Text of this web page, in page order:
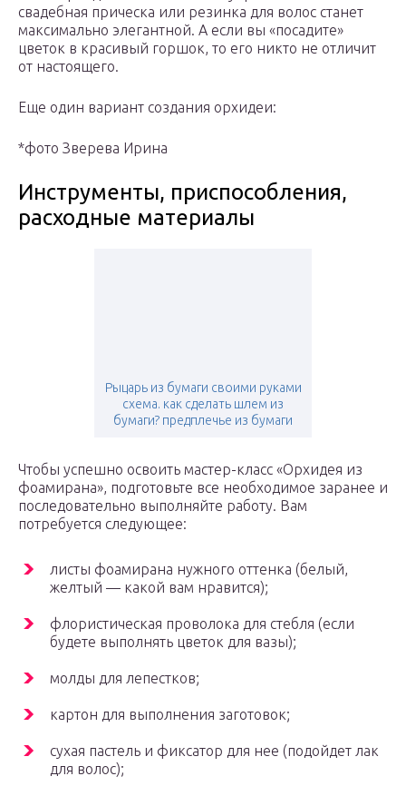
свадебная прическа или резинка для волос станет
максимально элегантной. А если вы «посадите»
цветок в красивый горшок, то его никто не отличит
от настоящего.
Еще один вариант создания орхидеи:
*фото Зверева Ирина
Инструменты, приспособления,
расходные материалы
Рыцарь из бумаги своими руками
схема. как сделать шлем из
бумаги? предплечье из бумаги
Чтобы успешно освоить мастер-класс «Орхидея из
фоамирана», подготовьте все необходимое заранее и
последовательно выполняйте работу. Вам
потребуется следующее:
листы фоамирана нужного оттенка (белый,
желтый — какой вам нравится);
флористическая проволока для стебля (если
будете выполнять цветок для вазы);
молды для лепестков;
картон для выполнения заготовок;
сухая пастель и фиксатор для нее (подойдет лак
для волос);